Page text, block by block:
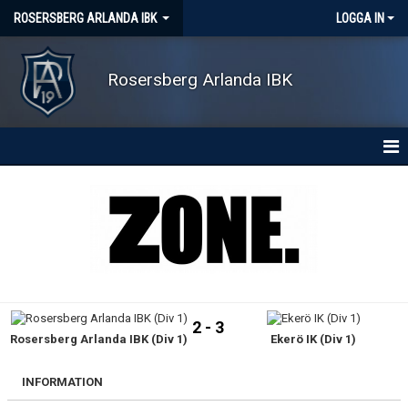
ROSERSBERG ARLANDA IBK LOGGA IN
Rosersberg Arlanda IBK
KALENDER
MATCHER
Rosersberg Arlanda IBK (Div 1)
2 - 3
Ekerö IK (Div 1)
INFORMATION